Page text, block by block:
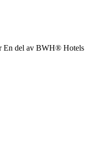
En del av BWH® Hotels